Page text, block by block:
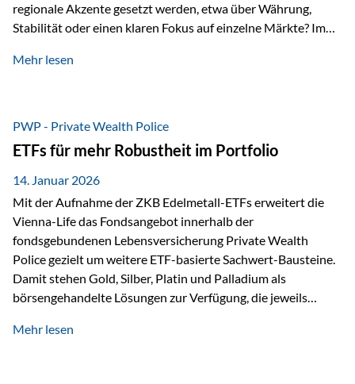
regionale Akzente gesetzt werden, etwa über Währung,
Stabilität oder einen klaren Fokus auf einzelne Märkte? Im
Wealth Police der Vienna-Life lassen sich beide Ansätze
Risikostreuung, Inflationsrobustheit und Stabilisierung. 1)
Die Philosophiefrage: breit oder bewusst? Global investieren
bedeutet: Das Portfolio bildet die Weltmärkte möglichst
breit ab, ohne die…
Mehr lesen
PWP - Private Wealth Police
ETFs für mehr Robustheit im Portfolio
14. Januar 2026
Mit der Aufnahme der ZKB Edelmetall-ETFs erweitert die
Vienna-Life das Fondsangebot innerhalb der
fondsgebundenen Lebensversicherung Private Wealth
Police gezielt um weitere ETF-basierte Sachwert-Bausteine.
Damit stehen Gold, Silber, Platin und Palladium als
börsengehandelte Lösungen zur Verfügung, die jeweils
dabei nicht auf einzelnen Marktmeinungen, sondern auf
Mehr lesen